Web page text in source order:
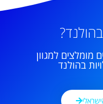
מומלצים למגוון
בהולנד